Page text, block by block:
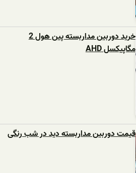
خرید دوربین مداربسته پین هول 2
مگاپیکسل AHD
قیمت دوربین مداربسته دید در شب رنگی